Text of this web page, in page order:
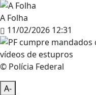
A Folha
11/02/2026 12:31
© Polícia Federal
A-